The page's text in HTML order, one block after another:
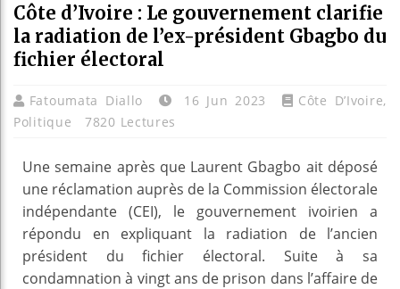
Côte d’Ivoire : Le gouvernement clarifie
la radiation de l’ex-président Gbagbo du
fichier électoral
Fatoumata Diallo 16 Jun 2023 Côte D’Ivoire,
Politique
7820 Lectures
Une semaine après que Laurent Gbagbo ait déposé
une réclamation auprès de la Commission électorale
indépendante (CEI), le gouvernement ivoirien a
répondu en expliquant la radiation de l’ancien
président du fichier électoral. Suite à sa
condamnation à vingt ans de prison dans l’affaire de